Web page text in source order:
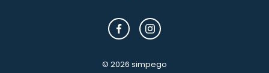
© 2026 simpego